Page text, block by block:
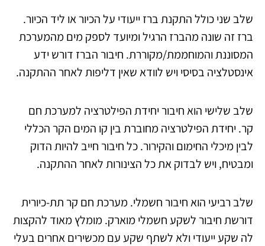
שלב שני כולל התקנת ברז ייעודי על הכיור או ליד הכיור.
ברז זה שונה מהברז הרגיל ומיועד לספק מים מהמערכת
המסוננת והמוחממת/מקוררת. חיבור הברז דורש ידע
אינסטלציה בסיסי ויש לוודא שאין דליפות לאחר ההתקנה.
שלב שלישי הוא חיבור יחידת הפילטרציה למערכת חם
קר. יחידת הפילטרציה מחוברת בין קו המים הקר הכללי
לבין מיכלי החימום והקירור. כל חיבור חייב להיות הדוק
ומבטיח, ויש לבדוק את כל הצינורות לאחר ההתקנה.
שלב רביעי הוא חיבור חשמלי. מערכת חם קר תת-כיורית
דורשת חיבור לשקע חשמלי מוארק. מומלץ מאוד להקצות
לה שקע ייעודי ולא לשתף שקע עם מכשירים אחרים בעלי